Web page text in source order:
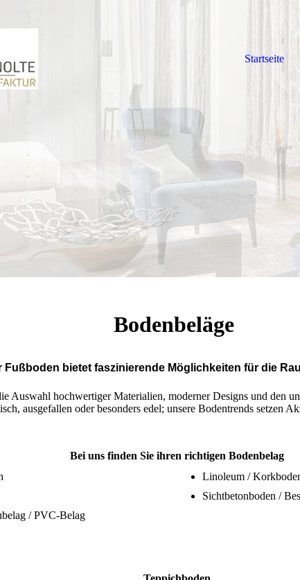
Bodenbeläge
Fußboden bietet faszinierende Möglichkeiten für die
Auswahl hoch­wertiger Materialien, moderner Designs und den
ausge­fallen oder beson­ders edel; unsere Boden­trends setzen
Bei uns finden Sie ihren richtigen Boden­belag
/ PVC-Belag
Linoleum /
Sichtbetonboden /
Startseite